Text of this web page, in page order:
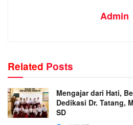
Admin
Related Posts
Mengajar dari Hati,
Dedikasi Dr. Tatang,
SD